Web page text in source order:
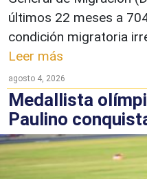
últimos 22 meses a
condición migratoria
Leer más
agosto 4, 2026
Medallista
Paulino